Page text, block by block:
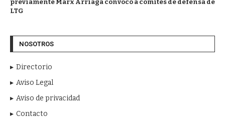
previamente Marx Arriaga convocó a comités de defensa de
LTG
NOSOTROS
Directorio
Aviso Legal
Aviso de privacidad
Contacto